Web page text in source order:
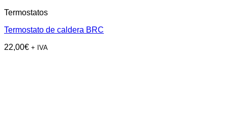
Termostatos
Termostato de caldera BRC
22,00€ + IVA